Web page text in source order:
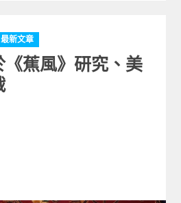
最新文章
蕉風》研究、美